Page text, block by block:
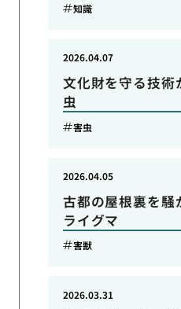
知識
文化財を守る技術
虫
2026.04.07
害虫
古都の屋根裏を騒
ライグマ
2026.04.05
害獣
2026.03.31